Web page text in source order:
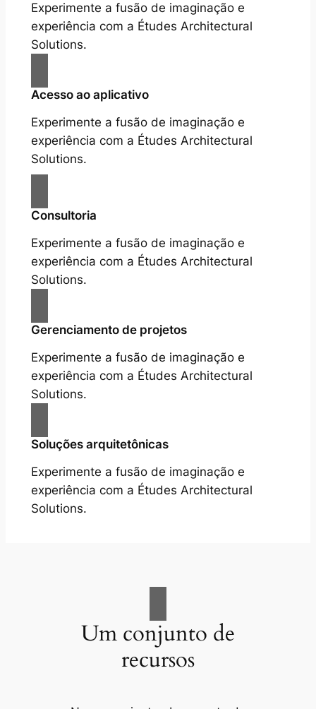
Experimente a fusão de imaginação e
experiência com a Études Architectural
Solutions.
Acesso ao aplicativo
Experimente a fusão de imaginação e
experiência com a Études Architectural
Solutions.
Consultoria
Experimente a fusão de imaginação e
experiência com a Études Architectural
Solutions.
Gerenciamento de projetos
Experimente a fusão de imaginação e
experiência com a Études Architectural
Solutions.
Soluções arquitetônicas
Experimente a fusão de imaginação e
experiência com a Études Architectural
Solutions.
Um conjunto de
recursos